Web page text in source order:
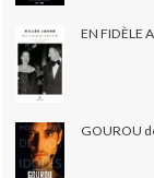
EN FIDÈLE
GOUROU